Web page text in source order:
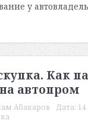
у
Как
автопром
Абакаров Дата: